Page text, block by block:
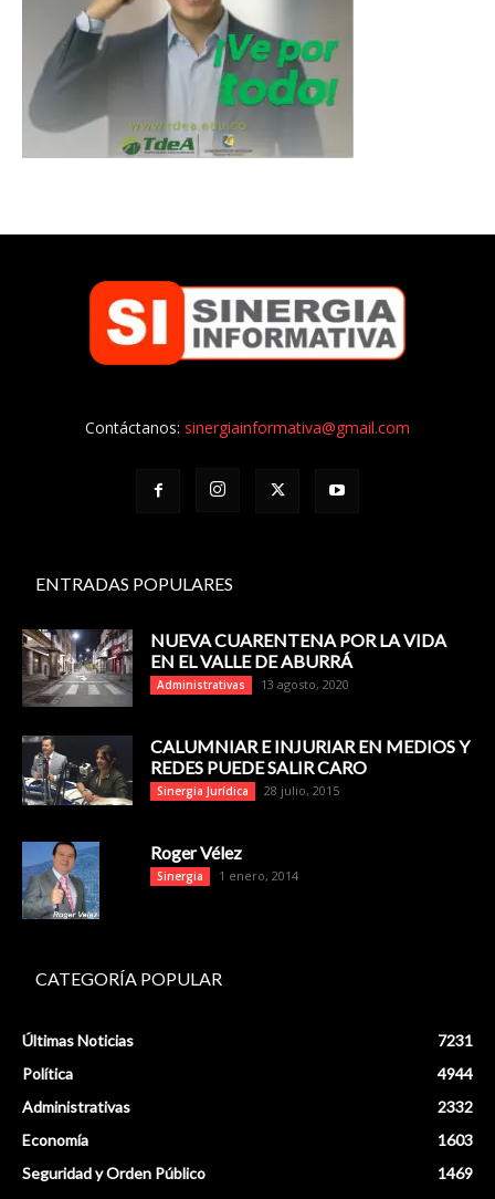
Contáctanos: sinergiainformativa@gmail.com
ENTRADAS POPULARES
NUEVA CUARENTENA POR LA VIDA
EN EL VALLE DE ABURRÁ
Administrativas 13 agosto, 2020
CALUMNIAR E INJURIAR EN MEDIOS Y
REDES PUEDE SALIR CARO
Sinergia Jurídica 28 julio, 2015
Roger Vélez
Sinergia 1 enero, 2014
CATEGORÍA POPULAR
Últimas Noticias
7231
Política
4944
Administrativas
2332
Economía
1603
Seguridad y Orden Público
1469